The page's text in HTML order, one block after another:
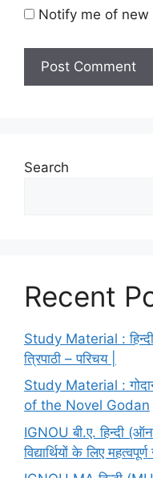
Notify me of
Search
Recent
Study Material : हिन्दी
त्रिपाठी – परिचय |
Study Material :
of the Novel Godan
IGNOU बी.ए. हिन्दी
विद्यार्थियों के लिए